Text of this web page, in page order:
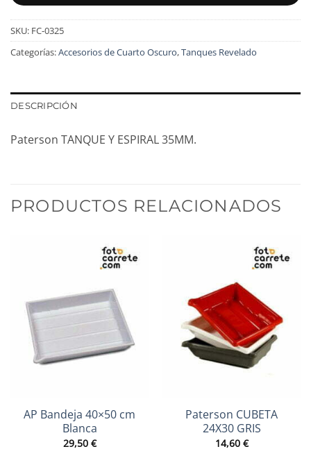
SKU: FC-0325
Categorías:Accesorios de Cuarto Oscuro,Tanques Revelado
DESCRIPCIÓN
Paterson TANQUE Y ESPIRAL 35MM.
PRODUCTOS RELACIONADOS
AP Bandeja 40×50 cm
Blanca
29,50 €
Paterson CUBETA
24X30 GRIS
14,60 €